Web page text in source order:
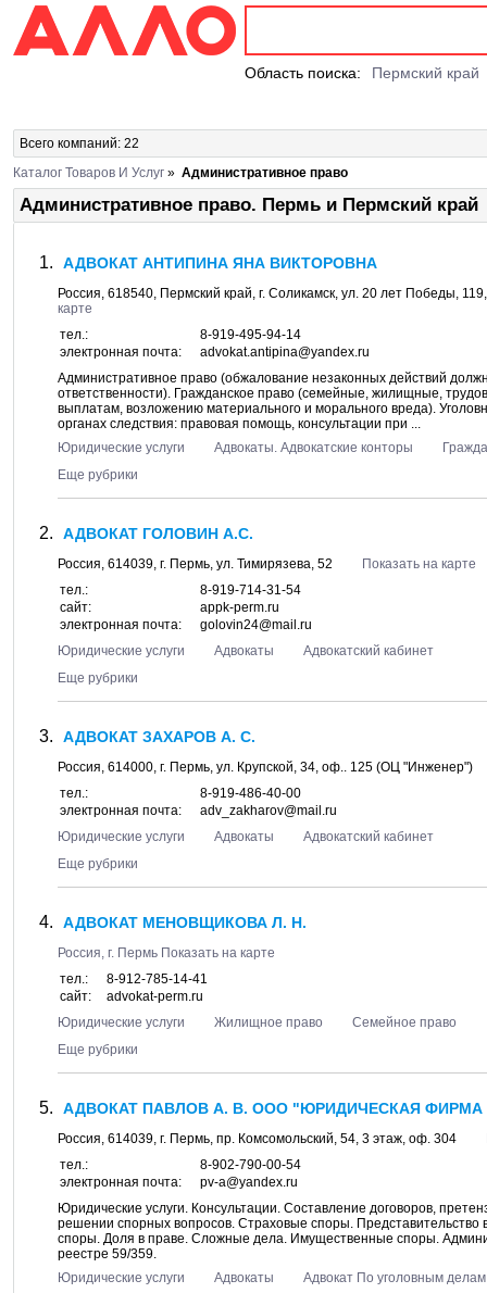
Область поиска: Пермский край
Всего компаний: 22
Каталог Товаров И Услуг » Административное право
Административное право. Пермь и Пермский край
АДВОКАТ АНТИПИНА ЯНА ВИКТОРОВНА
Россия, 618540, Пермский край, г. Соликамск, ул. 20 лет Победы, 119
карте
тел.:
8-919-495-94-14
электронная почта:
advokat.antipina@yandex.ru
Административное право (обжалование незаконных действий
ответственности). Гражданское право (семейные, жилищные,
выплатам, возложению материального и морального вреда).
органах следствия: правовая помощь, консультации при ...
Юридические услуги
Адвокаты. Адвокатские конторы
Еще рубрики
АДВОКАТ ГОЛОВИН А.С.
Россия, 614039, г. Пермь, ул. Тимирязева, 52
Показать на карте
тел.:
8-919-714-31-54
сайт:
appk-perm.ru
электронная почта:
golovin24@mail.ru
Юридические услуги
Адвокаты
Адвокатский кабинет
Еще рубрики
АДВОКАТ ЗАХАРОВ А. С.
Россия, 614000, г. Пермь, ул. Крупской, 34, оф.. 125 (ОЦ "Инженер")
тел.:
8-919-486-40-00
электронная почта:
adv_zakharov@mail.ru
Юридические услуги
Адвокаты
Адвокатский кабинет
Еще рубрики
АДВОКАТ МЕНОВЩИКОВА Л. Н.
Россия, г. Пермь Показать на карте
тел.:
8-912-785-14-41
сайт:
advokat-perm.ru
Юридические услуги
Жилищное право
Семейное право
Еще рубрики
АДВОКАТ ПАВЛОВ А. В. ООО "ЮРИДИЧЕСКАЯ
Россия, 614039, г. Пермь, пр. Комсомольский, 54, 3 этаж, оф. 304
тел.:
8-902-790-00-54
электронная почта:
pv-a@yandex.ru
Юридические услуги. Консультации. Составление договоров,
решении спорных вопросов. Страховые споры.
споры. Доля в праве. Сложные дела. Имущественные споры.
реестре 59/359.
Юридические услуги
Адвокаты
Адвокат По уголовным делам